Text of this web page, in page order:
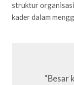
struktur
kader dalam
“Besar